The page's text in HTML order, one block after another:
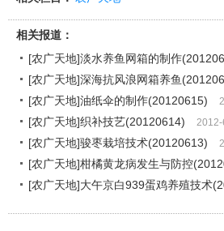
相关报道：
[农广天地]淡水养鱼网箱的制作
[农广天地]深海抗风浪网箱养鱼
[农广天地]油纸伞的制作(20120615)
[农广天地]织补技艺(20120614)
[农广天地]骏枣栽培技术(20120613)
[农广天地]柑橘黄龙病发生与防控
[农广天地]大午京白939蛋鸡养殖技术